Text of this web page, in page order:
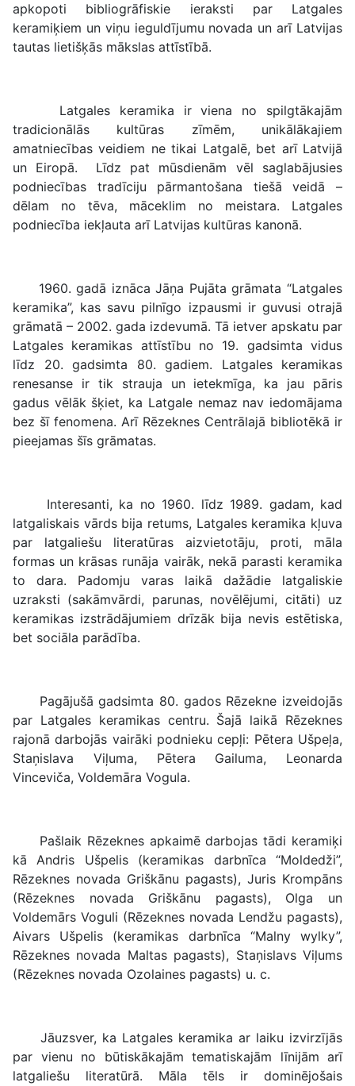
apkopoti bibliogrāfiskie ieraksti par Latgales
keramiķiem un viņu ieguldījumu novada un arī Latvijas
tautas lietišķās mākslas attīstībā.
Latgales keramika ir viena no spilgtākajām
tradicionālās kultūras zīmēm, unikālākajiem
amatniecības veidiem ne tikai Latgalē, bet arī Latvijā
un Eiropā. Līdz pat mūsdienām vēl saglabājusies
podniecības tradīciju pārmantošana tiešā veidā –
dēlam no tēva, māceklim no meistara. Latgales
podniecība iekļauta arī Latvijas kultūras kanonā.
1960. gadā iznāca Jāņa Pujāta grāmata “Latgales
keramika”, kas savu pilnīgo izpausmi ir guvusi otrajā
grāmatā – 2002. gada izdevumā. Tā ietver apskatu par
Latgales keramikas attīstību no 19. gadsimta vidus
līdz 20. gadsimta 80. gadiem. Latgales keramikas
renesanse ir tik strauja un ietekmīga, ka jau pāris
gadus vēlāk šķiet, ka Latgale nemaz nav iedomājama
bez šī fenomena. Arī Rēzeknes Centrālajā bibliotēkā ir
pieejamas šīs grāmatas.
Interesanti, ka no 1960. līdz 1989. gadam, kad
latgaliskais vārds bija retums, Latgales keramika kļuva
par latgaliešu literatūras aizvietotāju, proti, māla
formas un krāsas runāja vairāk, nekā parasti keramika
to dara. Padomju varas laikā dažādie latgaliskie
uzraksti (sakāmvārdi, parunas, novēlējumi, citāti) uz
keramikas izstrādājumiem drīzāk bija nevis estētiska,
bet sociāla parādība.
Pagājušā gadsimta 80. gados Rēzekne izveidojās
par Latgales keramikas centru. Šajā laikā Rēzeknes
rajonā darbojās vairāki podnieku cepļi: Pētera Ušpeļa,
Staņislava Viļuma, Pētera Gailuma, Leonarda
Vinceviča, Voldemāra Vogula.
Pašlaik Rēzeknes apkaimē darbojas tādi keramiķi
kā Andris Ušpelis (keramikas darbnīca “Moldedži”,
Rēzeknes novada Griškānu pagasts), Juris Krompāns
(Rēzeknes novada Griškānu pagasts), Olga un
Voldemārs Voguli (Rēzeknes novada Lendžu pagasts),
Aivars Ušpelis (keramikas darbnīca “Malny wylky”,
Rēzeknes novada Maltas pagasts), Staņislavs Viļums
(Rēzeknes novada Ozolaines pagasts) u. c.
Jāuzsver, ka Latgales keramika ar laiku izvirzījās
par vienu no būtiskākajām tematiskajām līnijām arī
latgaliešu literatūrā. Māla tēls ir dominējošais